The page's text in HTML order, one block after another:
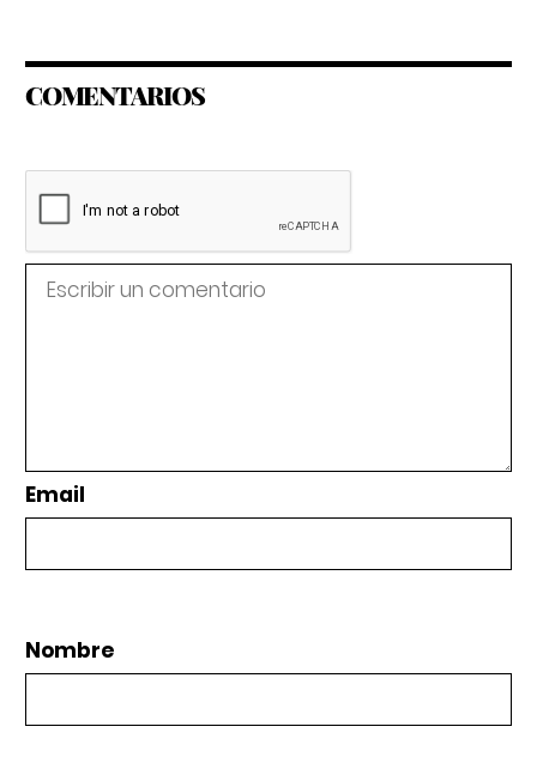
COMENTARIOS
Email
Nombre